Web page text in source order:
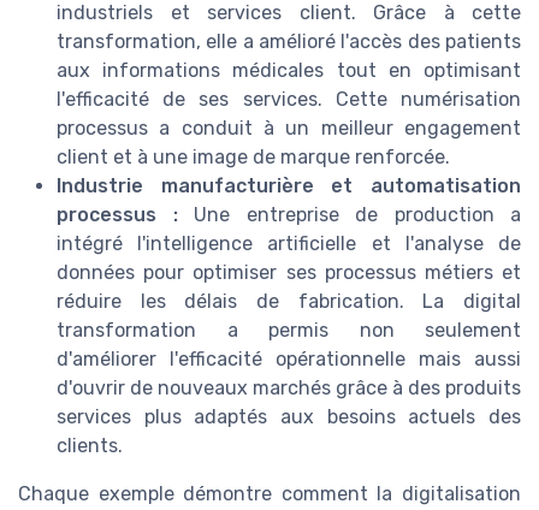
industriels et services client. Grâce à cette
transformation, elle a amélioré l'accès des patients
aux informations médicales tout en optimisant
l'efficacité de ses services. Cette numérisation
processus a conduit à un meilleur engagement
client et à une image de marque renforcée.
Industrie manufacturière et automatisation
processus :Une entreprise de production a
intégré l'intelligence artificielle et l'analyse de
données pour optimiser ses processus métiers et
réduire les délais de fabrication. La digital
transformation a permis non seulement
d'améliorer l'efficacité opérationnelle mais aussi
d'ouvrir de nouveaux marchés grâce à des produits
services plus adaptés aux besoins actuels des
clients.
Chaque exemple démontre comment la digitalisation